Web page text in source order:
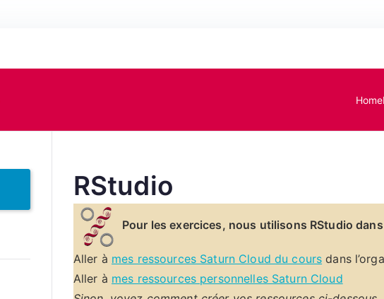
Home
RStudio
Pour les exercices, nous utilisons RStudio
Aller à mes ressources Saturn Cloud du cours dans
Aller à mes ressources personnelles Saturn Cloud